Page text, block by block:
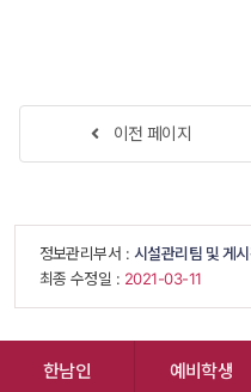
이전 페이지
정보관리부서 : 시설관리팀 및 게
최종 수정일 : 2021-03-11
한남인 예비학생